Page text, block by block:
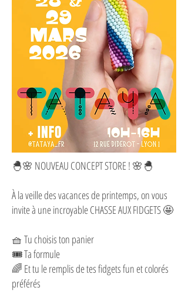
🐣🌸 NOUVEAU CONCEPT STORE ! 🌸🐣
À la veille des vacances de printemps, on vous
invite à une incroyable CHASSE AUX FIDGETS 🤩
🧺 Tu choisis ton panier
🎟️ Ta formule
🌈 Et tu le remplis de tes fidgets fun et colorés
préférés